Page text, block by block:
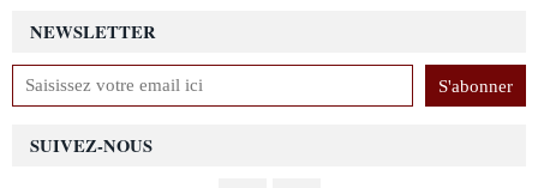
NEWSLETTER
SUIVEZ-NOUS